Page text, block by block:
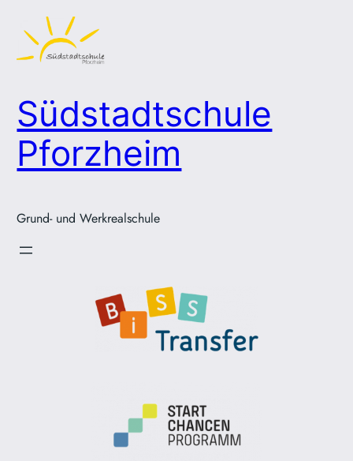
Inhalt
springen
Südstadtschule
Pforzheim
Grund- und Werkrealschule